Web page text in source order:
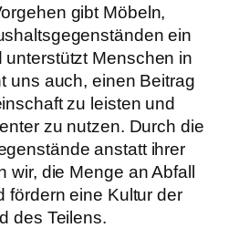
gibt Möbeln,
ein
Menschen in
uns auch, einen Beitrag
zu leisten und
zu nutzen. Durch die
anstatt ihrer
wir, die Menge an Abfall
fördern eine Kultur der
des Teilens.